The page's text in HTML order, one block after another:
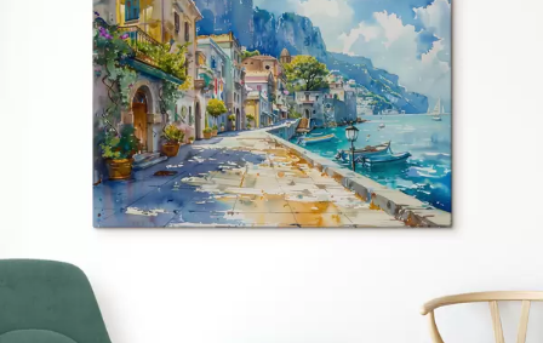
Картини Архітектура
Найпопулярніші
Очистити фільтр